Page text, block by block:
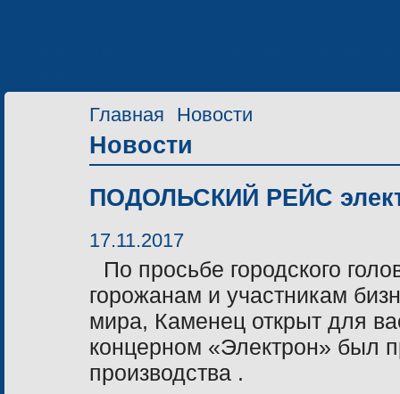
Главная Новости
Новости
ПОДОЛЬСКИЙ РЕЙС
17.11.2017
По просьбе городского
горожанам и участникам
мира, Каменец открыт для
концерном «Электрон» был
производства .